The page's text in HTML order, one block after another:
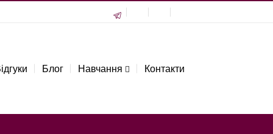
Блог Навчання Контакти